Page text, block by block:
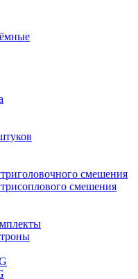
смешения
смешения